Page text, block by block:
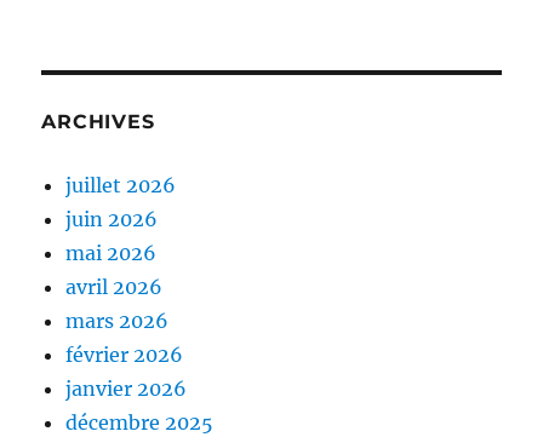
ARCHIVES
juillet 2026
juin 2026
mai 2026
avril 2026
mars 2026
février 2026
janvier 2026
décembre 2025